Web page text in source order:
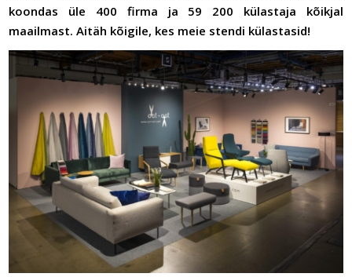
koondas üle 400 firma ja 59 200 külastaja kõikjal
maailmast. Aitäh kõigile, kes meie stendi külastasid!